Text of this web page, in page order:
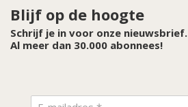
Blijf op de hoogte
Schrijf je in voor onze nieuwsbrief.
Al meer dan 30.000 abonnees!